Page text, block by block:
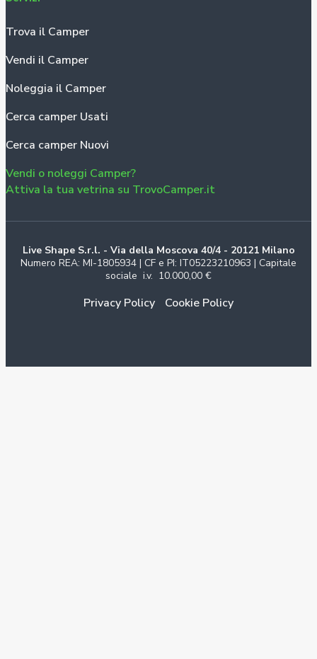
Trova il Camper
Vendi il Camper
Noleggia il Camper
Cerca camper Usati
Cerca camper Nuovi
Vendi o noleggi Camper?
Attiva la tua vetrina su TrovoCamper.it
Live Shape S.r.l. - Via della Moscova 40/4 - 20121 Milano
Numero REA: MI-1805934 | CF e PI: IT05223210963 | Capitale
sociale i.v. 10.000,00 €
Privacy Policy Cookie Policy